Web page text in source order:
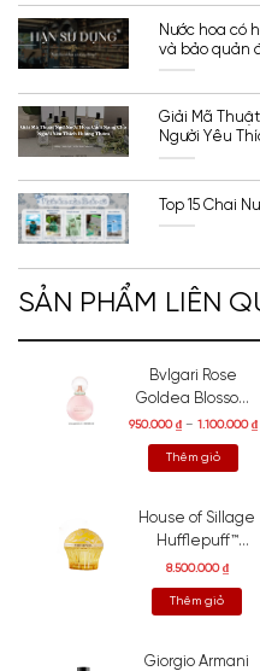
Nước hoa có
và bảo quản
Giải Mã
Người Yêu
Top 15 Chai
SẢN PHẨM LIÊN
Bvlgari Rose
Goldea Blossom
Delight Hair Mist
950.000₫ –1.100.000₫
Thêm giỏ
House of Sillage
Hufflepuff™
Parfum
8.500.000₫
Thêm giỏ
Giorgio Armani